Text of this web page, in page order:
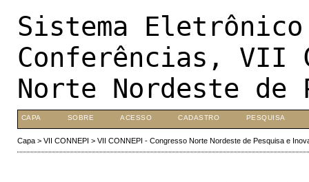
Sistema
Conferências, VII
Norte Nordeste de
CAPA SOBRE ACESSO CADASTRO PESQUISA
Capa> VII CONNEPI > VII CONNEPI - Congresso Norte Nordeste de Pesquisa e